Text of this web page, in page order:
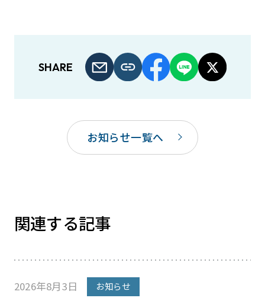
SHARE
お知らせ一覧へ
関連する記事
2026年8月3日 お知らせ